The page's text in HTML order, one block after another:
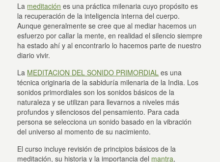
La meditación es una práctica milenaria cuyo propósito es
la recuperación de la inteligencia interna del cuerpo.
Aunque generalmente se cree que al mediar hacemos un
esfuerzo por callar la mente, en realidad el silencio siempre
ha estado ahí y al encontrarlo lo hacemos parte de nuestro
diario vivir.
La MEDITACION DEL SONIDO PRIMORDIAL es una
técnica originaria de la sabiduría milenaria de la India. Los
sonidos primordiales son los sonidos básicos de la
naturaleza y se utilizan para llevarnos a niveles más
profundos y silenciosos del pensamiento. Para cada
persona se selecciona un sonido basado en la vibración
del universo al momento de su nacimiento.
El curso incluye revisión de principios básicos de la
meditación, su historia y la importancia del mantra,